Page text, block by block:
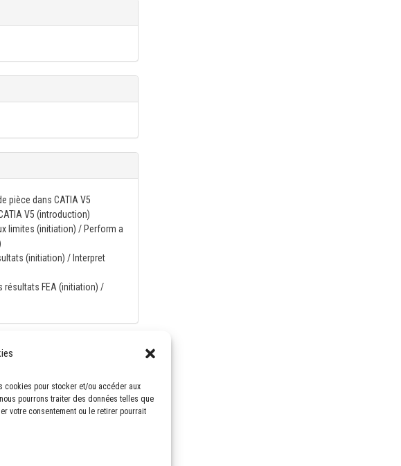
cookies pour stocker et/ou accéder aux
pourrons traiter des données telles que
votre consentement ou le retirer pourrait
pièce dans CATIA V5
V5 (introduction)
limites (initiation) / Perform a
(initiation) / Interpret
résultats FEA (initiation) /
performants et connexion
Tableau blanc pour des
de garantir une formation de
Cette taille de groupe
de chacun.